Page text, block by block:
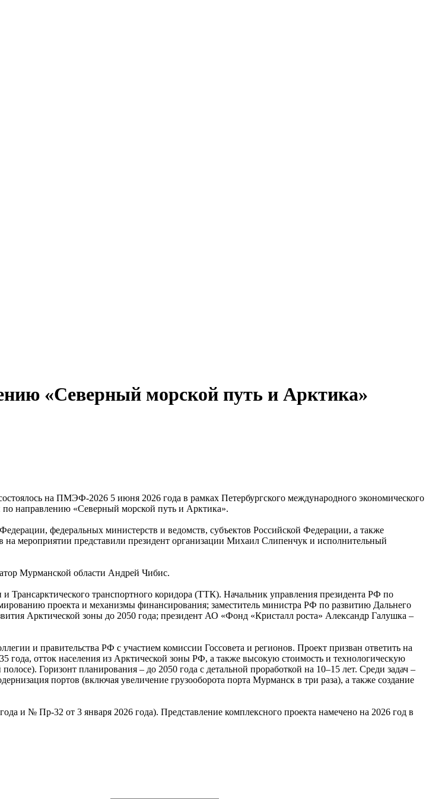
«Северный морской путь и Арктика»
5 июня 2026 года в рамках Петербургского международного экономического
по направлению «Северный морской путь и Арктика».
федеральных министерств и ведомств, субъектов Российской Федерации, а также
мероприятии представили президент организации Михаил Слипенчук и исполнительный
Мурманской области Андрей Чибис.
транспортного коридора (ТТК). Начальник управления президента РФ по
проекта и механизмы финансирования; заместитель министра РФ по развитию Дальнего
Арктической зоны до 2050 года; президент АО «Фонд «Кристалл роста» Александр Галушка –
и правительства РФ с участием комиссии Госсовета и регионов. Проект призван ответить на
года, отток населения из Арктической зоны РФ, а также высокую стоимость и технологическую
Горизонт планирования – до 2050 года с детальной проработкой на 10–15 лет. Среди задач –
портов (включая увеличение грузооборота порта Мурманск в три раза), а также создание
и № Пр-32 от 3 января 2026 года). Представление комплексного проекта намечено на 2026 год в